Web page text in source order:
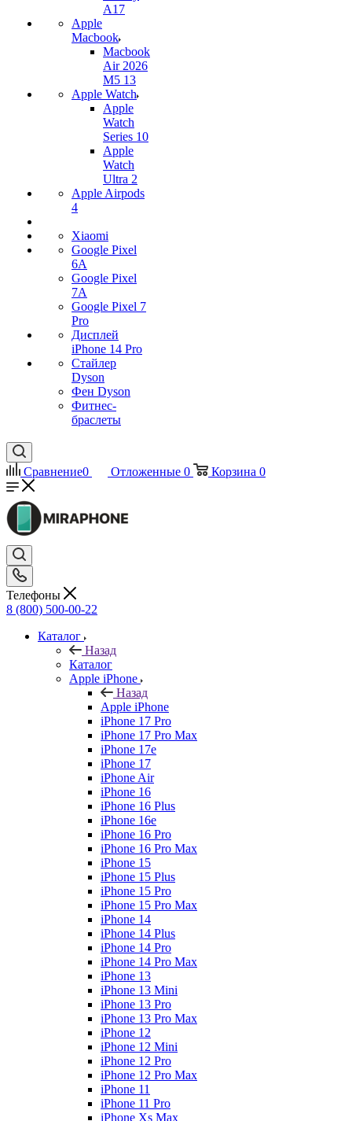
A17
Apple
Macbook
Macbook
Air 2026
M5 13
Apple Watch
Apple
Watch
Series 10
Apple
Watch
Ultra 2
Apple Airpods
4
Xiaomi
Google Pixel
6A
Google Pixel
7А
Google Pixel 7
Pro
Дисплей
iPhone 14 Pro
Стайлер
Dyson
Фен Dyson
Фитнес-
браслеты
Сравнение0 Отложенные 0 Корзина 0
Телефоны
8 (800) 500-00-22
Каталог
Назад
Каталог
Apple iPhone
Назад
Apple iPhone
iPhone 17 Pro
iPhone 17 Pro Max
iPhone 17e
iPhone 17
iPhone Air
iPhone 16
iPhone 16 Plus
iPhone 16e
iPhone 16 Pro
iPhone 16 Pro Max
iPhone 15
iPhone 15 Plus
iPhone 15 Pro
iPhone 15 Pro Max
iPhone 14
iPhone 14 Plus
iPhone 14 Pro
iPhone 14 Pro Max
iPhone 13
iPhone 13 Mini
iPhone 13 Pro
iPhone 13 Pro Max
iPhone 12
iPhone 12 Mini
iPhone 12 Pro
iPhone 12 Pro Max
iPhone 11
iPhone 11 Pro
iPhone Xs Max